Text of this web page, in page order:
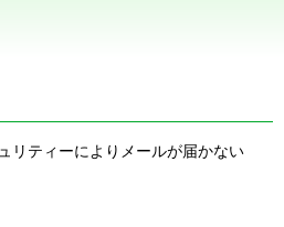
リティーによりメールが届かない